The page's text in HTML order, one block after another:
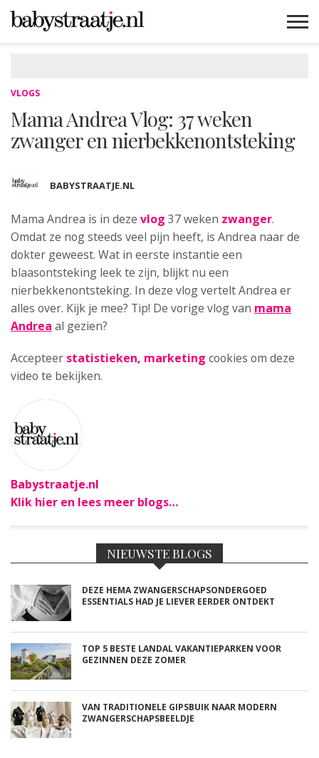
VLOGS
Mama Andrea Vlog: 37 weken
zwanger en nierbekkenontsteking
BABYSTRAATJE.NL
Mama Andrea is in deze vlog 37 weken zwanger.
Omdat ze nog steeds veel pijn heeft, is Andrea naar de
dokter geweest. Wat in eerste instantie een
blaasontsteking leek te zijn, blijkt nu een
nierbekkenontsteking. In deze vlog vertelt Andrea er
alles over. Kijk je mee? Tip! De vorige vlog van mama
Andrea al gezien?
Accepteer statistieken, marketing cookies om deze
video te bekijken.
Babystraatje.nl
Klik hier en lees meer blogs…
NIEUWSTE BLOGS
DEZE HEMA ZWANGERSCHAPSONDERGOED
ESSENTIALS HAD JE LIEVER EERDER ONTDEKT
TOP 5 BESTE LANDAL VAKANTIEPARKEN VOOR
GEZINNEN DEZE ZOMER
VAN TRADITIONELE GIPSBUIK NAAR MODERN
ZWANGERSCHAPSBEELDJE